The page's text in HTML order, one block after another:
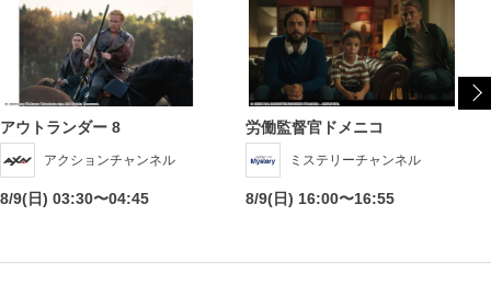
アウトランダー 8
アクションチャンネル
8/9(日) 03:30〜04:45
労働監督官ドメニコ
ミステリーチャンネル
8/9(日) 16:00〜16:55